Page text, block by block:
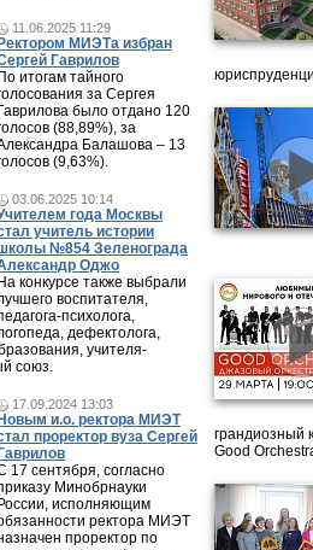
11.06.2025 11:29
Ректором МИЭТа избран
Гаврилов
По итогам тайного
за Сергея
Гаврилова было отдано 120
(88,89%), за
Балашова – 13
(9,63%).
03.06.2025 10:14
года Москвы
учитель истории
№854 Зеленограда
Оджо
На конкурсе также выбрали
воспитателя,
психолога,
дефектолога,
учителя-
союз.
17.09.2024 13:03
Новым и.о. ректора МИЭТ
проректор вуза Сергей
Гаврилов
17 сентября, согласно
Минобрнауки
России, исполняющим
ректора МИЭТ
проректор по
грандиозный
Good